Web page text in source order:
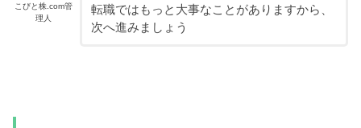
こびと株.com管
理人
転職ではもっと大事なことがありますから、
次へ進みましょう